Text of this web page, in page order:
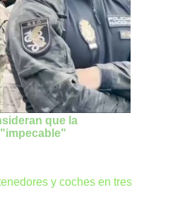
que la
y coches en tres